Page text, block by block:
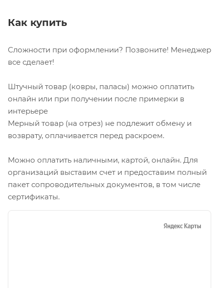
Как купить
Сложности при оформлении? Позвоните! Менеджер
все сделает!
Штучный товар (ковры, паласы) можно оплатить
онлайн или при получении после примерки в
интерьере
Мерный товар (на отрез) не подлежит обмену и
возврату, оплачивается перед раскроем.
Можно оплатить наличными, картой, онлайн. Для
организаций выставим счет и предоставим полный
пакет сопроводительных документов, в том числе
сертификаты.